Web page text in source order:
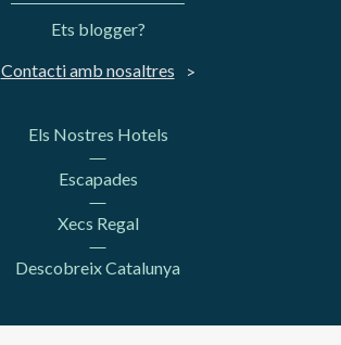
Ets blogger?
Contacti amb nosaltres
Els Nostres Hotels
Escapades
Xecs Regal
Descobreix Catalunya